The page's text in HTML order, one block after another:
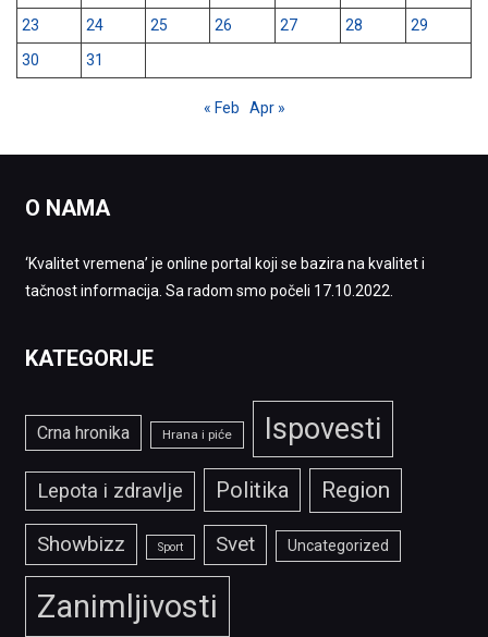
23
24 25 26 27 28
29
30
31
« Feb Apr »
O NAMA
‘Kvalitet vremena’ je online portal koji se bazira na kvalitet i
tačnost informacija. Sa radom smo počeli 17.10.2022.
KATEGORIJE
Crna hronika Hrana i piće Ispovesti
Lepota i zdravlje Politika Region
Showbizz Sport Svet Uncategorized
Zanimljivosti